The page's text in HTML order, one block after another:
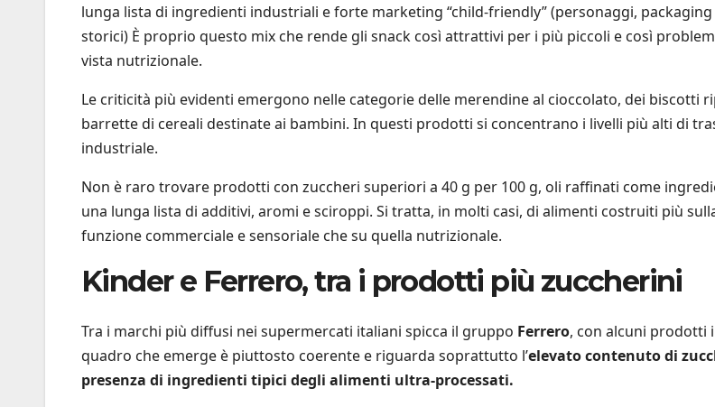
lunga lista di ingredienti industriali e forte marketing “child-friendly” (personaggi,
storici) È proprio questo mix che rende gli snack così attrattivi per i più piccoli e così
vista nutrizionale.
Le criticità più evidenti emergono nelle categorie delle merendine al cioccolato, dei biscotti
barrette di cereali destinate ai bambini. In questi prodotti si concentrano i livelli più alti di
industriale.
Non è raro trovare prodotti con zuccheri superiori a 40 g per 100 g, oli raffinati come
una lunga lista di additivi, aromi e sciroppi. Si tratta, in molti casi, di alimenti costruiti più
funzione commerciale e sensoriale che su quella nutrizionale.
Kinder e Ferrero, tra i prodotti più zuccherini
Tra i marchi più diffusi nei supermercati italiani spicca il gruppo Ferrero, con alcuni prodotti
quadro che emerge è piuttosto coerente e riguarda soprattutto l’elevato contenuto di
presenza di ingredienti tipici degli alimenti ultra-processati.